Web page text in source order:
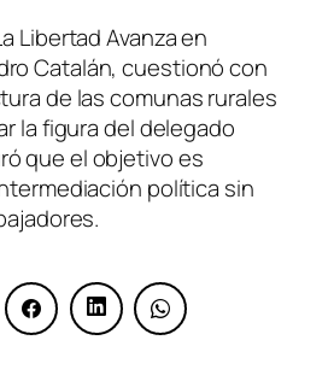
Libertad Avanza en
Catalán, cuestionó con
de las comunas rurales
la figura del delegado
que el objetivo es
política sin